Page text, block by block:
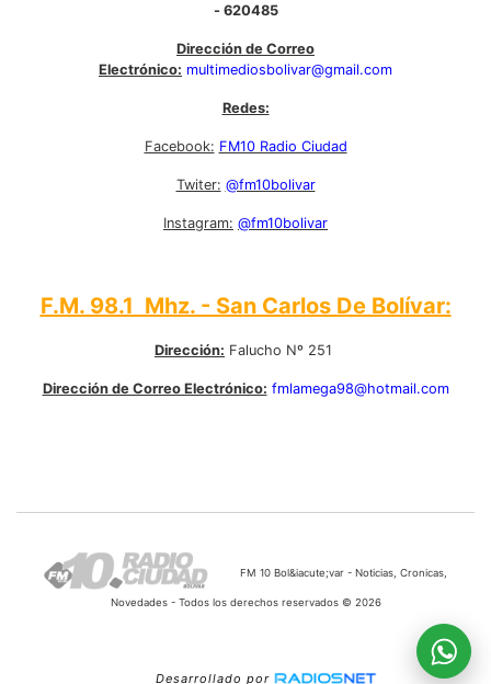
- 620485
Dirección de Correo
Electrónico: multimediosbolivar@gmail.com
Redes:
Facebook: FM10 Radio Ciudad
Twiter: @fm10bolivar
Instagram: @fm10bolivar
F.M. 98.1 Mhz. - San Carlos De Bolívar:
Dirección: Falucho Nº 251
Dirección de Correo Electrónico: fmlamega98@hotmail.com
FM 10 Bol&iacute;var - Noticias, Cronicas,
Novedades - Todos los derechos reservados © 2026
Desarrollado por